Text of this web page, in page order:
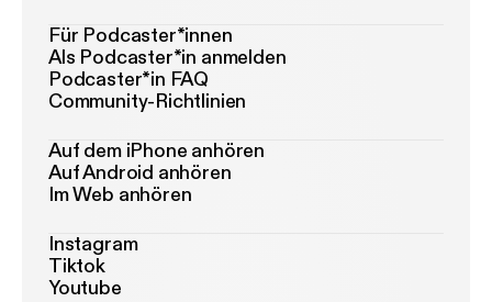
Für Podcaster*innen
Als Podcaster*in anmelden
Podcaster*in FAQ
Community-Richtlinien
Auf dem iPhone anhören
Auf Android anhören
Im Web anhören
Instagram
Tiktok
Youtube